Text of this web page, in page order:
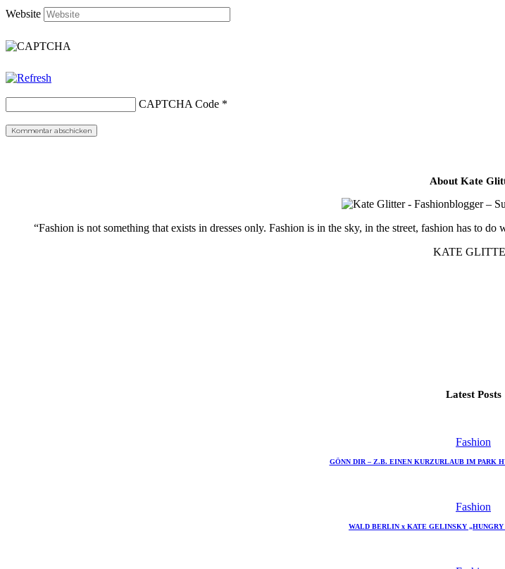
Website
CAPTCHA Code *
About Kate
“Fashion is not something that exists in dresses only. Fashion is in the sky, in the street, fashion has to
KATE
Latest Posts
Fashion
GÖNN DIR – Z.B. EINEN KURZURLAUB IM PARK
Fashion
WALD BERLIN x KATE GELINSKY „HUNGRY